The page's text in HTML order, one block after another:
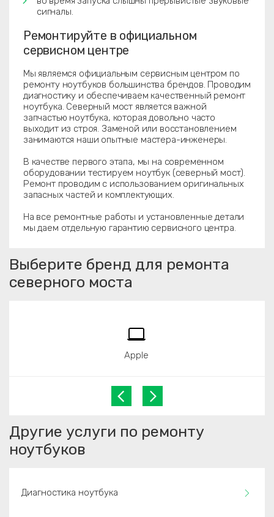
сигналы.
Ремонтируйте в официальном
сервисном центре
Мы являемся официальным сервисным центром по
ремонту ноутбуков большинства брендов. Проводим
диагностику и обеспечиваем качественный ремонт
ноутбука. Северный мост является важной
запчастью ноутбука, которая довольно часто
выходит из строя. Заменой или восстановлением
занимаются наши опытные мастера-инженеры.
В качестве первого этапа, мы на современном
оборудовании тестируем ноутбук (северный мост).
Ремонт проводим с использованием оригинальных
запасных частей и комплектующих.
На все ремонтные работы и установленные детали
мы даем отдельную гарантию сервисного центра.
Выберите бренд для ремонта
северного моста
Apple
Другие услуги по ремонту
ноутбуков
Диагностика ноутбука